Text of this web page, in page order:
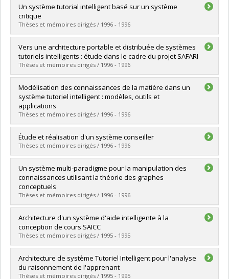
Graduate : Duperval, Laurent
Cycle :Master's
Grade :M. Sc.
Lien vers le document dans Papyrus
Un système tutorial intelligent basé sur un système
critique
Thèses et mémoires dirigés / 1996 - 1996
Graduate :Jebel, Imed
Cycle :Master's
Grade :M. Sc.
Lien vers le document dans Papyrus
Vers une architecture portable et distribuée de systèmes
tutoriels intelligents : étude dans le cadre du projet SAFARI
Thèses et mémoires dirigés / 1996 - 1996
Graduate :Rabia, Nadjib
Cycle :Master's
Grade :M. Sc.
Lien vers le document dans Papyrus
Modélisation des connaissances de la matière dans un
système tutoriel intelligent : modèles, outils et
applications
Thèses et mémoires dirigés / 1996 - 1996
Graduate :Nkambou, Roger
Cycle : Doctoral
Grade :Ph. D.
Étude et réalisation d'un système conseiller
Thèses et mémoires dirigés / 1996 - 1996
Graduate : Serroud, Abdallah
Cycle :Master's
Grade :M. Sc.
Lien vers le document dans Papyrus
Un système multi-paradigme pour la manipulation des
connaissances utilisant la théorie des graphes
conceptuels
Thèses et mémoires dirigés / 1996 - 1996
Graduate : Kabbaj, Adil
Cycle :Doctoral
Grade :Ph. D.
Lien vers le document dans Papyrus
Architecture d'un système d'aide intelligente à la
conception de cours SAICC
Thèses et mémoires dirigés / 1995 - 1995
Graduate : Kjiri, Laila
Cycle :Doctoral
Grade :Ph. D.
Architecture de système Tutoriel Intelligent pour l'analyse
du raisonnement de l'apprenant
Thèses et mémoires dirigés / 1995 - 1995